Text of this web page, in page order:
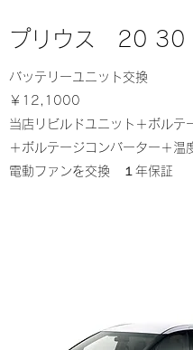
プリウス 20 30
バッテリーユニッ
￥12,1000
当店リビルドユニット＋ボルテ
＋ボルテージコンバーター＋温
電動ファンを交換 １年保証